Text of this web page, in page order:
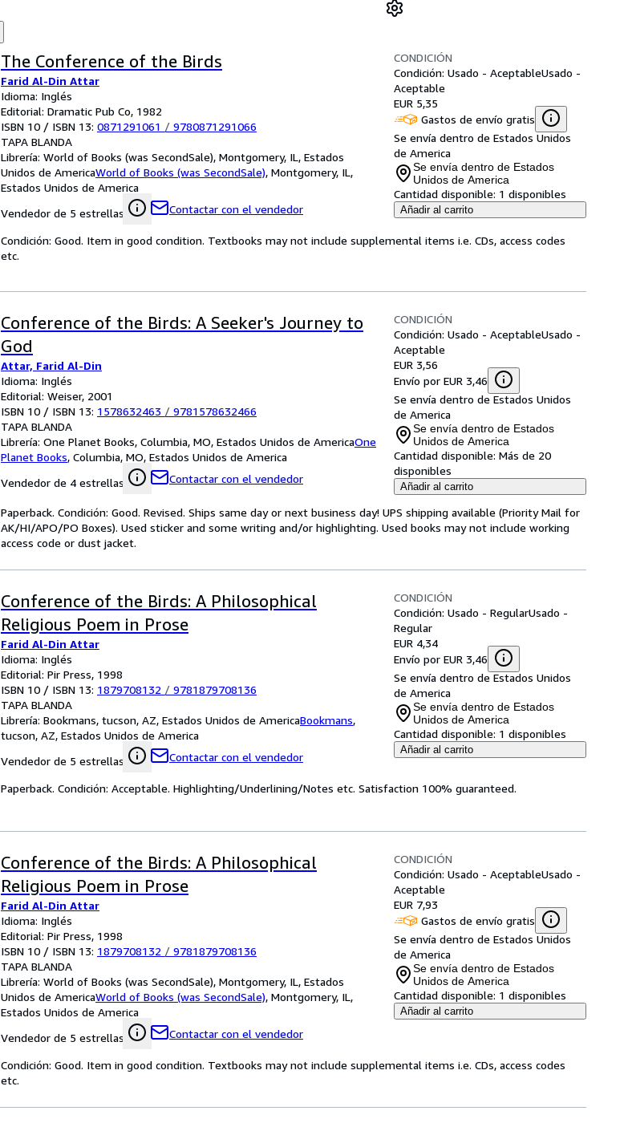
The Conference of the Birds
Farid Al-Din Attar
Idioma: Inglés
Editorial: Dramatic Pub Co, 1982
ISBN 10 / ISBN 13: 0871291061 / 9780871291066
TAPA BLANDA
Librería: World of Books (was SecondSale), Montgomery, IL, Estados
Unidos de AmericaWorld of Books (was SecondSale), Montgomery, IL,
Estados Unidos de America
Vendedor de 5 estrellas
Contactar con el vendedor
CONDICIÓN
Condición: Usado - AceptableUsado -
Aceptable
EUR 5,35
Gastos de envío gratis
Se envía dentro de Estados Unidos
de America
Se envía dentro de Estados
Unidos de America
Cantidad disponible: 1 disponibles
Añadir al carrito
Condición: Good. Item in good condition. Textbooks may not include supplemental items i.e. CDs, access codes
etc.
Conference of the Birds: A Seeker's Journey to
God
Attar, Farid Al-Din
Idioma: Inglés
Editorial: Weiser, 2001
ISBN 10 / ISBN 13: 1578632463 / 9781578632466
TAPA BLANDA
Librería: One Planet Books, Columbia, MO, Estados Unidos de AmericaOne
Planet Books, Columbia, MO, Estados Unidos de America
Vendedor de 4 estrellas
Contactar con el vendedor
CONDICIÓN
Condición: Usado - AceptableUsado -
Aceptable
EUR 3,56
Envío por EUR 3,46
Se envía dentro de Estados Unidos
de America
Se envía dentro de Estados
Unidos de America
Cantidad disponible: Más de 20
disponibles
Añadir al carrito
Paperback. Condición: Good. Revised. Ships same day or next business day! UPS shipping available (Priority Mail for
AK/HI/APO/PO Boxes). Used sticker and some writing and/or highlighting. Used books may not include working
access code or dust jacket.
Conference of the Birds: A Philosophical
Religious Poem in Prose
Farid Al-Din Attar
Idioma: Inglés
Editorial: Pir Press, 1998
ISBN 10 / ISBN 13: 1879708132 / 9781879708136
TAPA BLANDA
Librería: Bookmans, tucson, AZ, Estados Unidos de AmericaBookmans,
tucson, AZ, Estados Unidos de America
Vendedor de 5 estrellas
Contactar con el vendedor
CONDICIÓN
Condición: Usado - RegularUsado -
Regular
EUR 4,34
Envío por EUR 3,46
Se envía dentro de Estados Unidos
de America
Se envía dentro de Estados
Unidos de America
Cantidad disponible: 1 disponibles
Añadir al carrito
Paperback. Condición: Acceptable. Highlighting/Underlining/Notes etc. Satisfaction 100% guaranteed.
Conference of the Birds: A Philosophical
Religious Poem in Prose
Farid Al-Din Attar
Idioma: Inglés
Editorial: Pir Press, 1998
ISBN 10 / ISBN 13: 1879708132 / 9781879708136
TAPA BLANDA
Librería: World of Books (was SecondSale), Montgomery, IL, Estados
Unidos de AmericaWorld of Books (was SecondSale), Montgomery, IL,
Estados Unidos de America
Vendedor de 5 estrellas
Contactar con el vendedor
CONDICIÓN
Condición: Usado - AceptableUsado -
Aceptable
EUR 7,93
Gastos de envío gratis
Se envía dentro de Estados Unidos
de America
Se envía dentro de Estados
Unidos de America
Cantidad disponible: 1 disponibles
Añadir al carrito
Condición: Good. Item in good condition. Textbooks may not include supplemental items i.e. CDs, access codes
etc.